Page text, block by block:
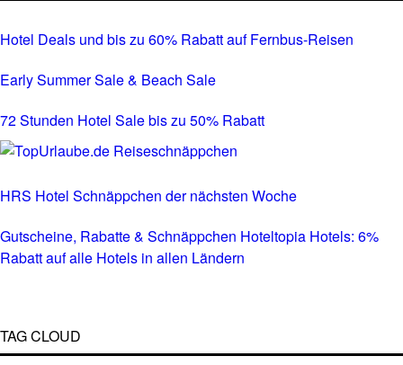
Hotel Deals und bis zu 60% Rabatt auf Fernbus-Reisen
Early Summer Sale & Beach Sale
72 Stunden Hotel Sale bis zu 50% Rabatt
HRS Hotel Schnäppchen der nächsten Woche
Gutscheine, Rabatte & Schnäppchen Hoteltopia Hotels: 6%
Rabatt auf alle Hotels in allen Ländern
TAG CLOUD